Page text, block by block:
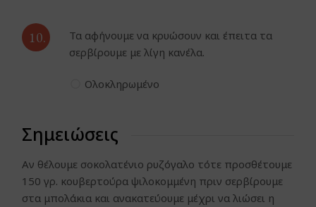
10.
Τα αφήνουμε να κρυώσουν και έπειτα τα
σερβίρουμε με λίγη κανέλα.
Ολοκληρωμένο
Σημειώσεις
Αν θέλουμε σοκολατένιο ρυζόγαλο τότε προσθέτουμε
150 γρ. κουβερτούρα ψιλοκομμένη πριν σερβίρουμε
στα μπολάκια και ανακατεύουμε μέχρι να λιώσει η